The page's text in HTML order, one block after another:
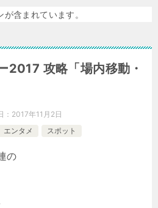
含まれています。
2017 攻略「場内移動・
： 2017年11月2日
エンタメ スポット
の